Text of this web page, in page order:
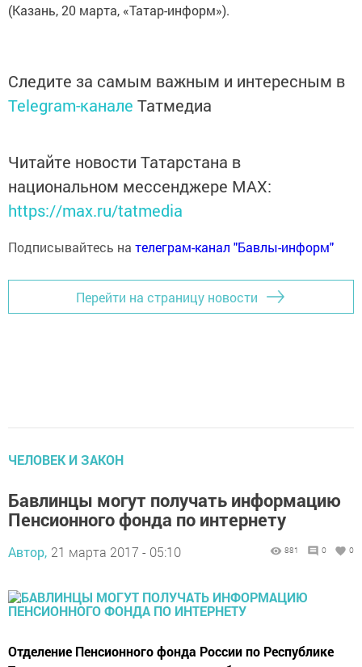
(Казань, 20 марта, «Татар-информ»).
Следите за самым важным и интересным в
Telegram-канале Татмедиа
Читайте новости Татарстана в
национальном мессенджере MАХ:
https://max.ru/tatmedia
Подписывайтесь на телеграм-канал "Бавлы-информ"
Перейти на страницу новости
ЧЕЛОВЕК И ЗАКОН
Бавлинцы могут получать информацию
Пенсионного фонда по интернету
Автор, 21 марта 2017 - 05:10 881 0 0
Отделение Пенсионного фонда России по Республике